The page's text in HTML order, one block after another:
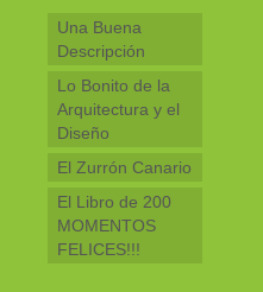
Una Buena
Descripción
Lo Bonito de la
Arquitectura y el
Diseño
El Zurrón Canario
El Libro de 200
MOMENTOS
FELICES!!!